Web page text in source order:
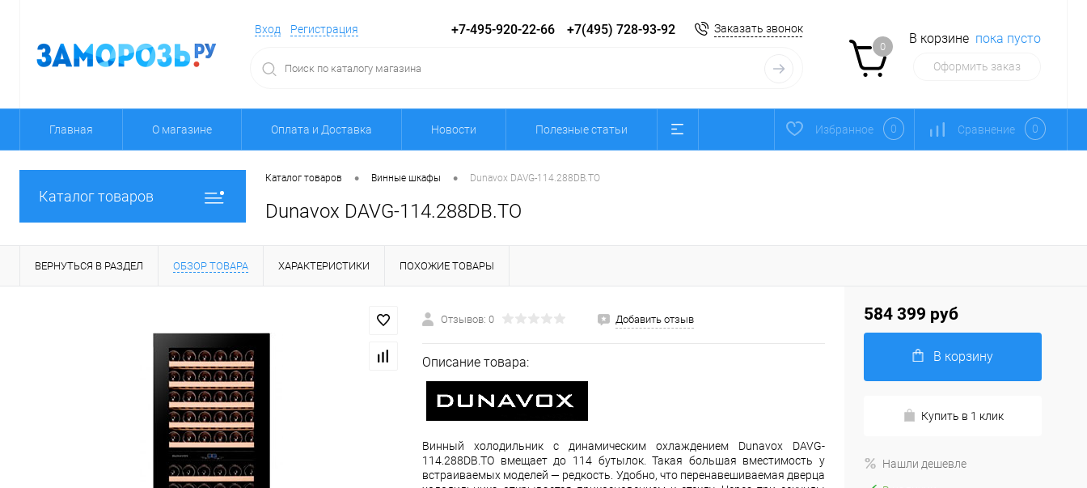
Вход Регистрация +7-495-920-22-66 +7(495) 728-93-92 Заказать звонок
0
В корзине пока пусто
Оформить заказ
Главная О магазине Оплата и Доставка Новости Полезные статьи Избранное 0 Сравнение 0
Каталог товаров
Каталог товаров • Винные шкафы • Dunavox DAVG-114.288DB.TO
Dunavox DAVG-114.288DB.TO
ВЕРНУТЬСЯ В РАЗДЕЛ ОБЗОР ТОВАРА ХАРАКТЕРИСТИКИ ПОХОЖИЕ ТОВАРЫ
Отзывов: 0 Добавить отзыв
Описание товара:
Винный холодильник с динамическим охлаждением Dunavox DAVG-
114.288DB.TO вмещает до 114 бутылок. Такая большая вместимость у
встраиваемых моделей — редкость. Удобно, что перенавешиваемая дверца
584 399 руб
В корзину
Купить в 1 клик
Нашли дешевле